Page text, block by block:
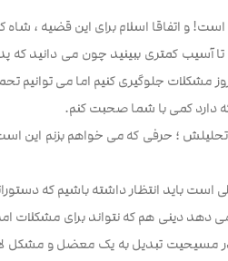
است! و اتفاقا اسلام برای این قضیه ، شاه
تا آسیب کمتری ببینید چون می دانید
جلوگیری کنیم اما می توانیم
دارد کمی با شما صحبت کنم.
؛ حرفی که می خواهم بزنم این
است باید انتظار داشته باشیم که
دهد دینی هم که نتواند برای مشکلات
مسیحیت تبدیل به یک معضل و مشکل